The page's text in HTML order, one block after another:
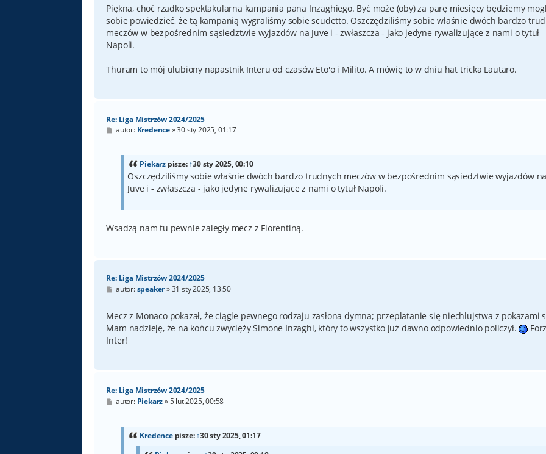
t
Piękna, choć rzadko spektakularna kampania pana Inzaghiego. Być może (oby) za parę miesięcy będziemy
sobie powiedzieć, że tą kampanią wygraliśmy sobie scudetto. Oszczędziliśmy sobie właśnie dwóch bardzo
meczów w bezpośrednim sąsiedztwie wyjazdów na Juve i - zwłaszcza - jako jedyne rywalizujące z nami o tytuł
Napoli.
Thuram to mój ulubiony napastnik Interu od czasów Eto'o i Milito. A mówię to w dniu hat tricka Lautaro.
Re: Liga Mistrzów 2024/2025
Pautor: Kredence»30 sty 2025, 01:17
Piekarz pisze:↑30 sty 2025, 00:10
Oszczędziliśmy sobie właśnie dwóch bardzo trudnych meczów w bezpośrednim sąsiedztwie wyjazdów
Juve i - zwłaszcza - jako jedyne rywalizujące z nami o tytuł Napoli.
Wsadzą nam tu pewnie zaległy mecz z Fiorentiną.
Re: Liga Mistrzów 2024/2025
P
t
autor:speaker»31 sty 2025, 13:50
Mecz z Monaco pokazał, że ciągle pewnego rodzaju zasłona dymna; przeplatanie się niechlujstwa z pokazami
Mam nadzieję, że na końcu zwycięży Simone Inzaghi, który to wszystko już dawno odpowiednio policzył.
Inter!
Re: Liga Mistrzów 2024/2025
Pautor: Piekarz»5 lut 2025, 00:58
Kredencepisze:↑30 sty 2025, 01:17